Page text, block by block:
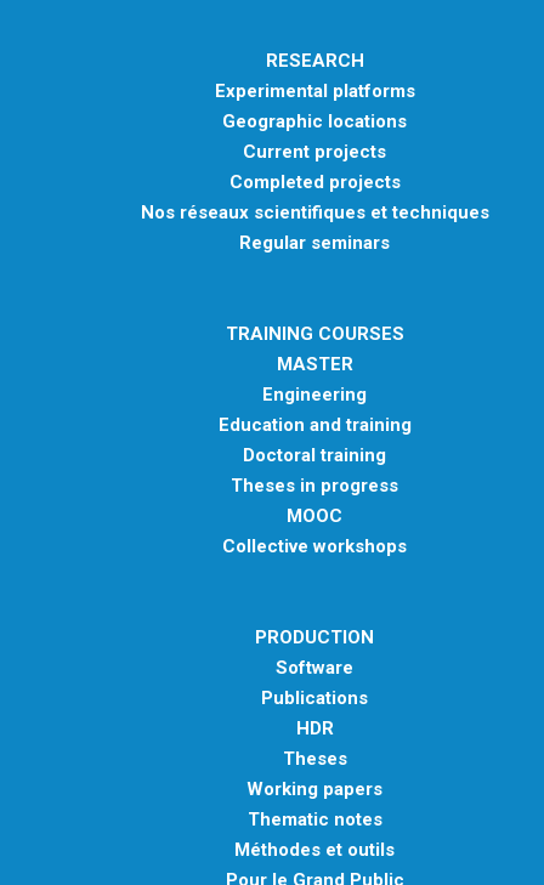
RESEARCH
Experimental platforms
Geographic locations
Current projects
Completed projects
Nos réseaux scientifiques et techniques
Regular seminars
TRAINING COURSES
MASTER
Engineering
Education and training
Doctoral training
Theses in progress
MOOC
Collective workshops
PRODUCTION
Software
Publications
HDR
Theses
Working papers
Thematic notes
Méthodes et outils
Pour le Grand Public